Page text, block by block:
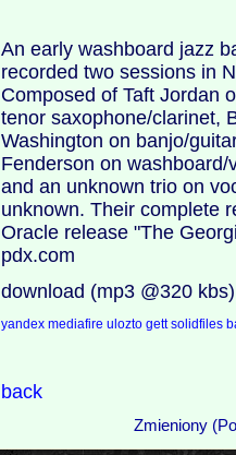
An early washboard jazz
recorded two sessions in
Composed of Taft Jordan
tenor saxophone/clarinet,
Washington on banjo/
Fenderson on
and an unknown trio on
unknown. Their complete
Oracle release "The
pdx.com
download (mp3 @320
yandexmediafire uloztogettsolidfiles
back
Zmieniony